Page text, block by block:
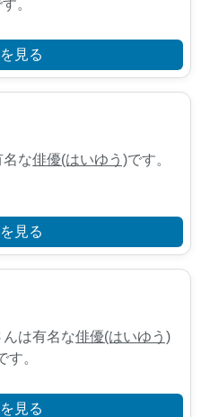
。
見る
名な俳優(はいゆう)です。
見る
は有名な俳優(はいゆう)
。
見る